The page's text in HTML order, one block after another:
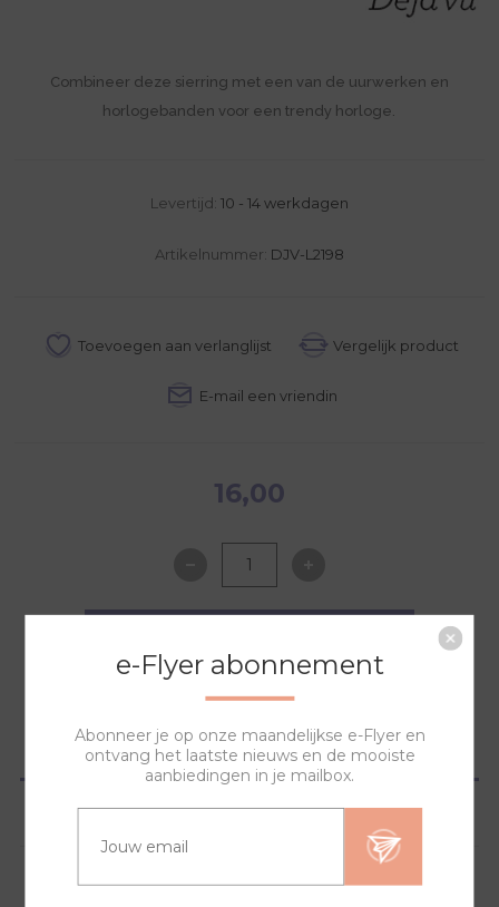
Combineer deze sierring met een van de uurwerken en
horlogebanden voor een trendy horloge.
Levertijd: 10 - 14 werkdagen
Artikelnummer: DJV-L2198
16,00
OVERZICHT
SPECIFICATIES
VRAGEN?
e-Flyer abonnement
Abonneer je op onze maandelijkse e-Flyer en
ontvang het laatste nieuws en de mooiste
aanbiedingen in je mailbox.